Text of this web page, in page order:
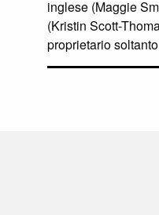
inglese (Maggie
(Kristin Scott-
proprietario